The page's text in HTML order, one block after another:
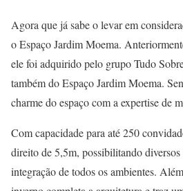
Agora que já sabe o levar em
o Espaço Jardim Moema.
ele foi adquirido pelo grupo Tudo
também do Espaço Jardim Moema.
charme do espaço com a expertise de
Com capacidade para até 250
direito de 5,5m, possibilitando diversos
integração de todos os ambientes.